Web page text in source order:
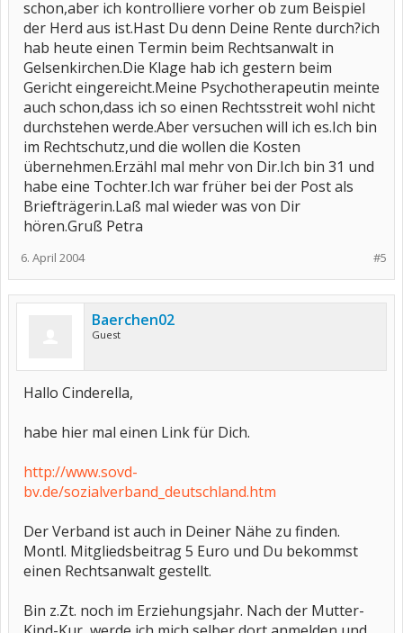
angeben und im Widerspruch eingeben.
schon,aber ich kontrolliere vorher ob zum Beispiel
der Herd aus ist.Hast Du denn Deine Rente durch?ich
hab heute einen Termin beim Rechtsanwalt in
Gelsenkirchen.Die Klage hab ich gestern beim
Gericht eingereicht.Meine Psychotherapeutin meinte
auch schon,dass ich so einen Rechtsstreit wohl nicht
durchstehen werde.Aber versuchen will ich es.Ich bin
im Rechtschutz,und die wollen die Kosten
übernehmen.Erzähl mal mehr von Dir.Ich bin 31 und
habe eine Tochter.Ich war früher bei der Post als
Briefträgerin.Laß mal wieder was von Dir
hören.Gruß Petra
#5
6. April 2004
Baerchen02
Guest
Hallo Cinderella,
habe hier mal einen Link für Dich.
http://www.sovd-
bv.de/sozialverband_deutschland.htm
Der Verband ist auch in Deiner Nähe zu finden.
Montl. Mitgliedsbeitrag 5 Euro und Du bekommst
einen Rechtsanwalt gestellt.
Bin z.Zt. noch im Erziehungsjahr. Nach der Mutter-